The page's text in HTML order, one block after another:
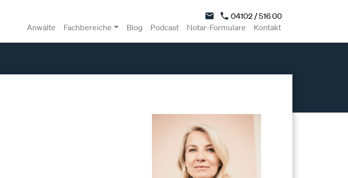
04102 / 516 00
Anwälte
Fachbereiche Blog Podcast Notar-Formulare Kontakt